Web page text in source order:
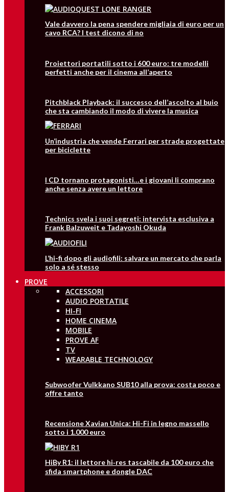
Vale davvero la pena spendere migliaia di euro per un
cavo RCA? I test dicono di no
Proiettori portatili sotto i 600 euro: tre modelli
perfetti anche per il cinema all’aperto
Pitchblack Playback: il successo dell’ascolto al buio
che sta cambiando il modo di vivere la musica
Un’industria che vende Ferrari per strade progettate
per biciclette
I CD tornano protagonisti…e i giovani li comprano
anche senza avere un lettore
Technics svela i suoi segreti: intervista esclusiva a
Frank Balzuweit e Tadayoshi Okuda
L’hi-fi dopo gli audiofili: salvare un mercato che parla
solo a sé stesso
PROVE
ACCESSORI
AUDIO PORTATILE
HI-FI
HOME CINEMA
MOBILE
PROVE AF
TV
WEARABLE TECHNOLOGY
Subwoofer Vulkkano SUB10 alla prova: costa poco e
offre tanto
Recensione Xavian Unica: Hi-Fi in legno massello
sotto i 1.000 euro
HiBy R1: il lettore hi‑res tascabile da 100 euro che
sfida smartphone e dongle DAC